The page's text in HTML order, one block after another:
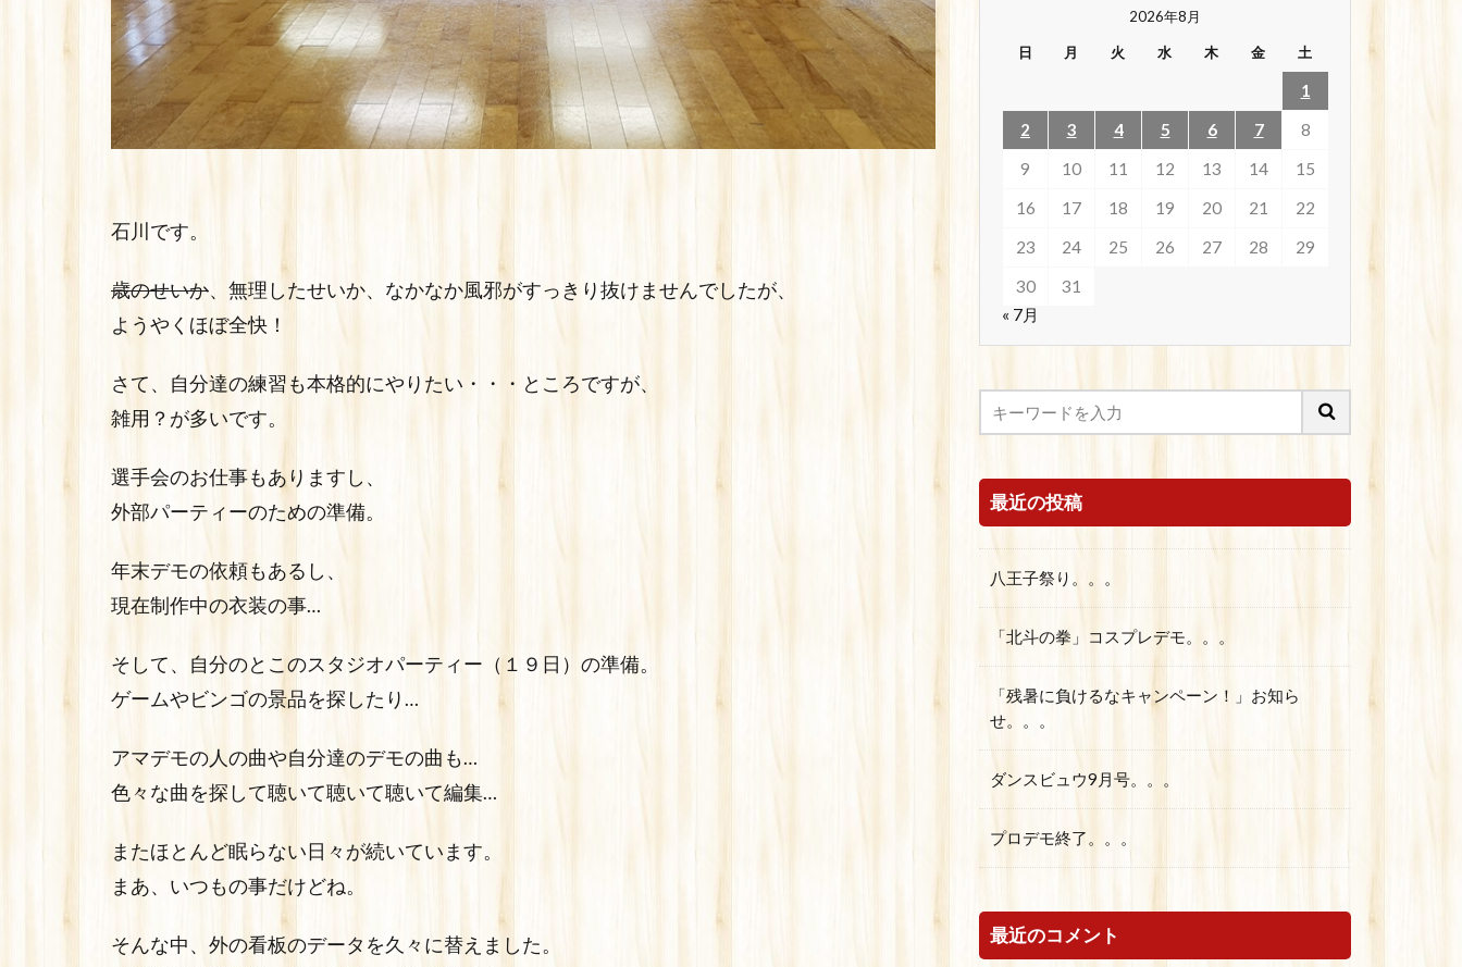
石川です。
歳のせいか、無理したせいか、なかなか風邪がすっきり抜けませんでしたが、
ようやくほぼ全快！
さて、自分達の練習も本格的にやりたい・・・ところですが、
雑用？が多いです。
選手会のお仕事もありますし、
外部パーティーのための準備。
年末デモの依頼もあるし、
現在制作中の衣装の事…
そして、自分のとこのスタジオパーティー（１９日）の準備。
ゲームやビンゴの景品を探したり…
アマデモの人の曲や自分達のデモの曲も…
色々な曲を探して聴いて聴いて聴いて編集…
またほとんど眠らない日々が続いています。
まあ、いつもの事だけどね。
そんな中、外の看板のデータを久々に替えました。
2026年8月
日 月 火 水 木 金 土
1
2
3 4 5 6 7
8
9
10 11 12 13 14
15
16
17 18 19 20 21
22
23
24 25 26 27 28
29
30
31
« 7月
最近の投稿
八王子祭り。。。
「北斗の拳」コスプレデモ。。。
「残暑に負けるなキャンペーン！」お知ら
せ。。。
ダンスビュウ9月号。。。
プロデモ終了。。。
最近のコメント